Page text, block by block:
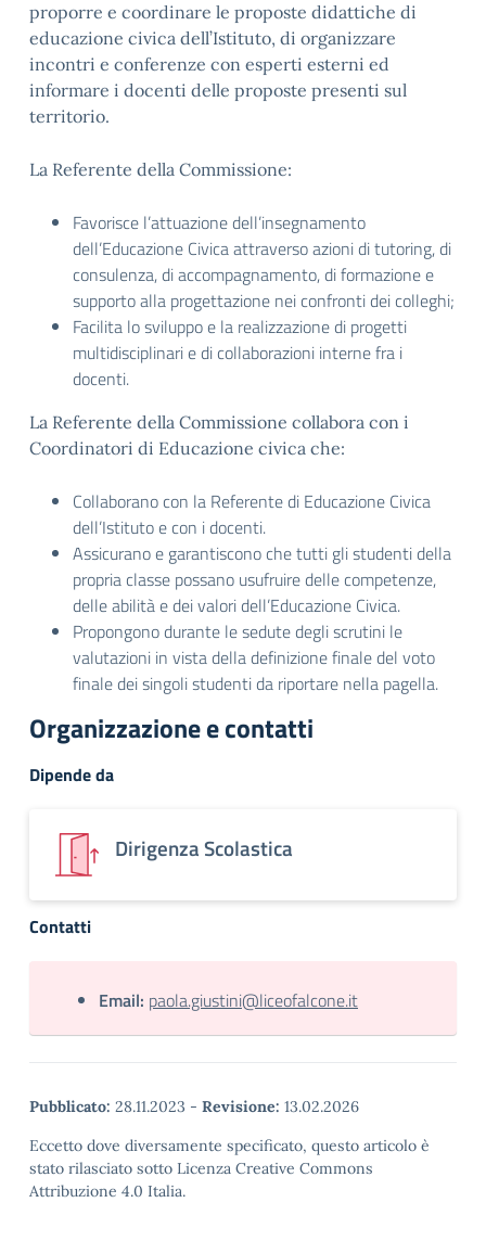
proporre e coordinare le proposte didattiche di
educazione civica dell’Istituto, di organizzare
incontri e conferenze con esperti esterni ed
informare i docenti delle proposte presenti sul
territorio.
La Referente della Commissione:
Favorisce l’attuazione dell’insegnamento
dell’Educazione Civica attraverso azioni di tutoring, di
consulenza, di accompagnamento, di formazione e
supporto alla progettazione nei confronti dei colleghi;
Facilita lo sviluppo e la realizzazione di progetti
multidisciplinari e di collaborazioni interne fra i
docenti.
La Referente della Commissione collabora con i
Coordinatori di Educazione civica che:
Collaborano con la Referente di Educazione Civica
dell’Istituto e con i docenti.
Assicurano e garantiscono che tutti gli studenti della
propria classe possano usufruire delle competenze,
delle abilità e dei valori dell’Educazione Civica.
Propongono durante le sedute degli scrutini le
valutazioni in vista della definizione finale del voto
finale dei singoli studenti da riportare nella pagella.
Organizzazione e contatti
Dipende da
Dirigenza Scolastica
Contatti
Email: paola.giustini@liceofalcone.it
Pubblicato: 28.11.2023 - Revisione: 13.02.2026
Eccetto dove diversamente specificato, questo articolo è
stato rilasciato sotto Licenza Creative Commons
Attribuzione 4.0 Italia.